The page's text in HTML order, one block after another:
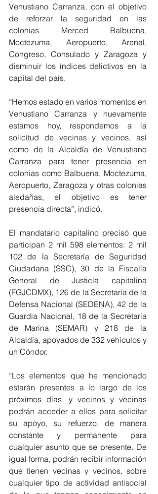
Venustiano Carranza, con el objetivo
de reforzar la seguridad en las
colonias Merced Balbuena,
Moctezuma, Aeropuerto, Arenal,
Congreso, Consulado y Zaragoza y
disminuir los índices delictivos en la
capital del país.
“Hemos estado en varios momentos en
Venustiano Carranza y nuevamente
estamos hoy, respondemos a la
solicitud de vecinas y vecinos, así
como de la Alcaldía de Venustiano
Carranza para tener presencia en
colonias como Balbuena, Moctezuma,
Aeropuerto, Zaragoza y otras colonias
aledañas, el objetivo es tener
presencia directa”, indicó.
El mandatario capitalino precisó que
participan 2 mil 598 elementos: 2 mil
102 de la Secretaría de Seguridad
Ciudadana (SSC), 30 de la Fiscalía
General de Justicia capitalina
(FGJCDMX), 126 de la Secretaría de la
Defensa Nacional (SEDENA), 42 de la
Guardia Nacional, 18 de la Secretaría
de Marina (SEMAR) y 218 de la
Alcaldía, apoyados de 332 vehículos y
un Cóndor.
“Los elementos que he mencionado
estarán presentes a lo largo de los
próximos días, y vecinos y vecinas
podrán acceder a ellos para solicitar
su apoyo, su refuerzo, de manera
constante y permanente para
cualquier asunto que se presente. De
igual forma, podrán recibir información
que tienen vecinas y vecinos, sobre
cualquier tipo de actividad antisocial